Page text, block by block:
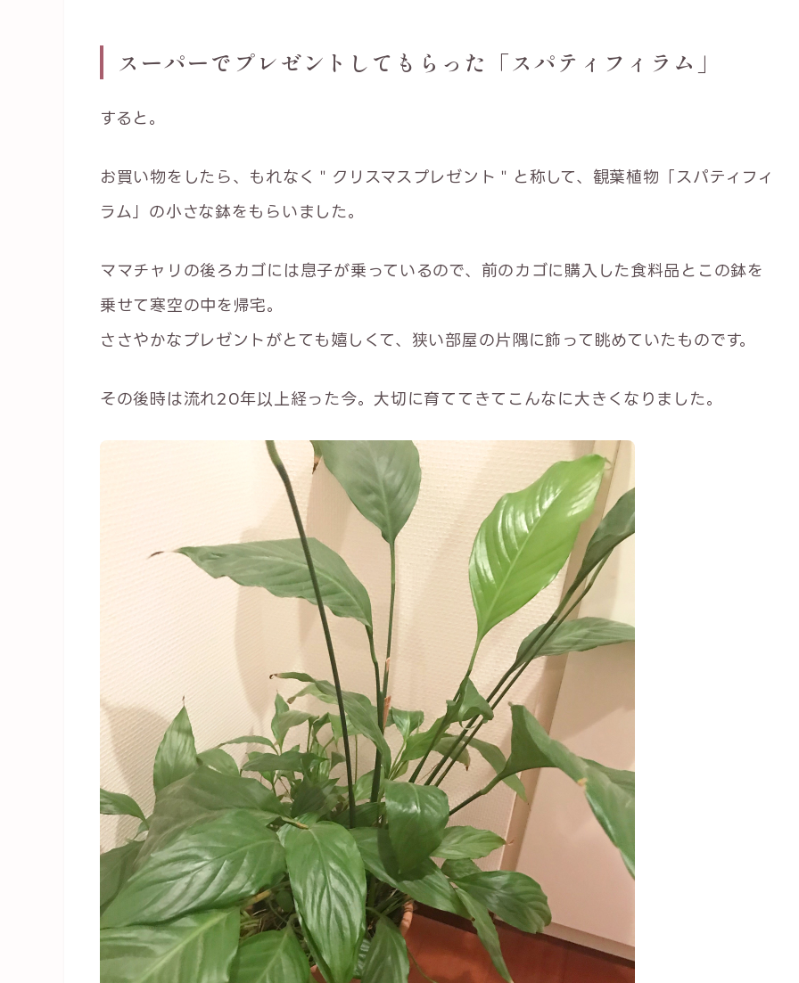
スーパーでプレゼントしてもらった「スパティフィラム」
すると。
お買い物をしたら、もれなく＂クリスマスプレゼント＂と称して、観葉植物「スパティフィ
ラム」の小さな鉢をもらいました。
ママチャリの後ろカゴには息子が乗っているので、前のカゴに購入した食料品とこの鉢を
乗せて寒空の中を帰宅。
ささやかなプレゼントがとても嬉しくて、狭い部屋の片隅に飾って眺めていたものです。
その後時は流れ20年以上経った今。大切に育ててきてこんなに大きくなりました。